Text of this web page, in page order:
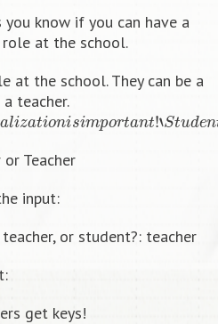
know if you can have a
role at the school.
at the school. They can be a
teacher.
izationisim p n t de t
Teacher
input:
or student?: teacher
get keys!